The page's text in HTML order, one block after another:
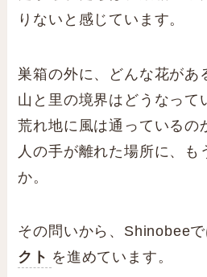
りないと感じています。
巣箱の外に、どんな花があ
山と里の境界はどうなって
荒れ地に風は通っているの
人の手が離れた場所に、も
か。
その問いから、Shinobeeで
クト を進めています。